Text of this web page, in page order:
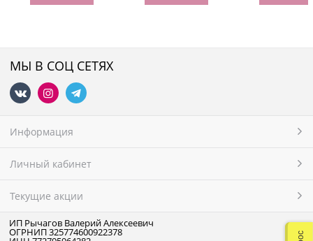
МЫ В СОЦ СЕТЯХ
Информация
Личный кабинет
Текущие акции
ИП Рычагов Валерий Алексеевич
ОГРНИП 325774600922378